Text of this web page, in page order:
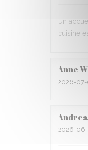
Un
cuisine
AnneW
2026-07-
2026-